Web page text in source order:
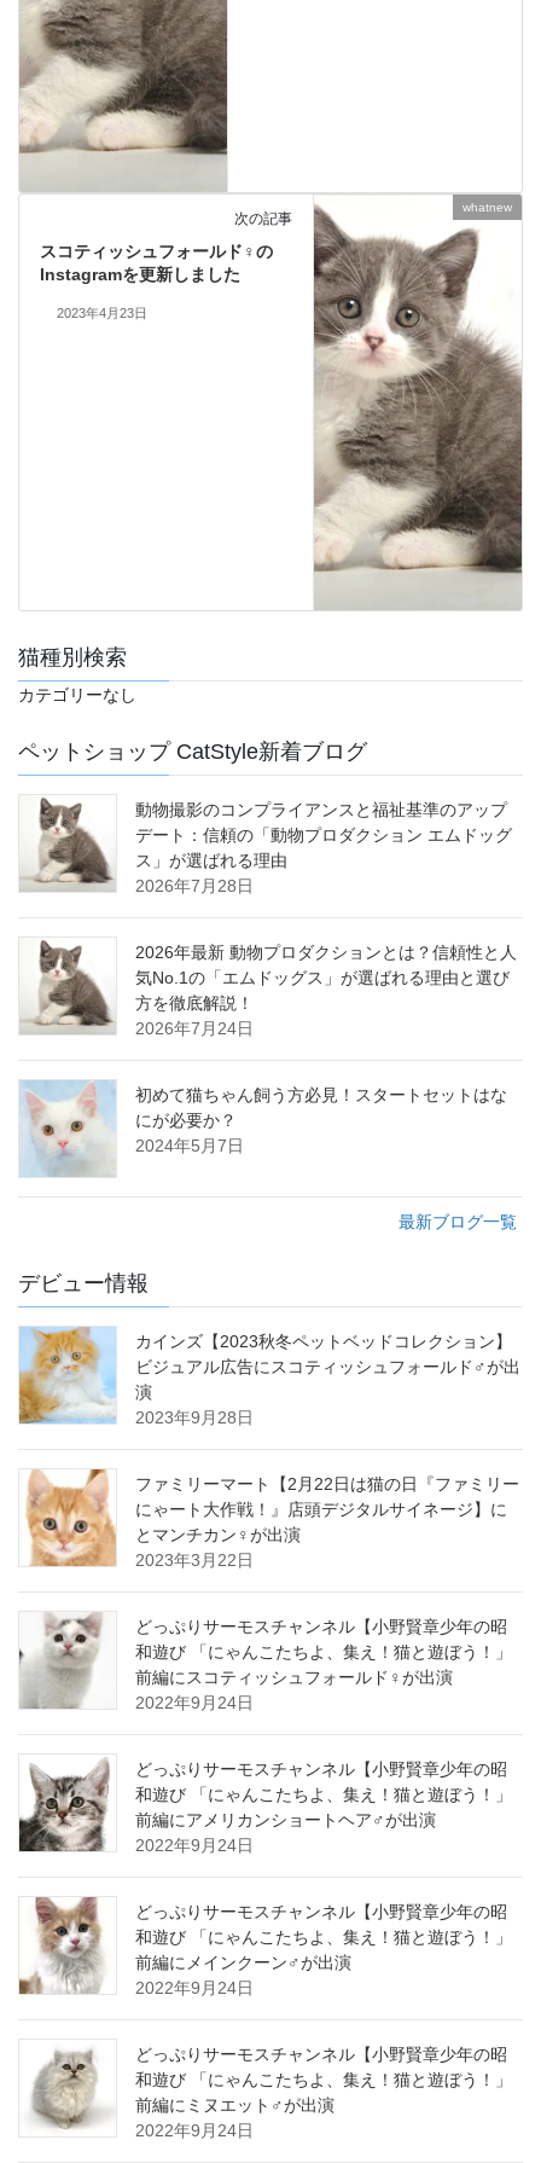
whatnew
次の記事
スコティッシュフォールド♀の
Instagramを更新しました
2023年4月23日
猫種別検索
カテゴリーなし
ペットショップ CatStyle新着ブログ
動物撮影のコンプライアンスと福祉基準のアップ
デート：信頼の「動物プロダクション エムドッグ
ス」が選ばれる理由
2026年7月28日
2026年最新 動物プロダクションとは？信頼性と人
気No.1の「エムドッグス」が選ばれる理由と選び
方を徹底解説！
2026年7月24日
初めて猫ちゃん飼う方必見！スタートセットはな
にが必要か？
2024年5月7日
最新ブログ一覧
デビュー情報
カインズ【2023秋冬ペットベッドコレクション】
ビジュアル広告にスコティッシュフォールド♂が出
演
2023年9月28日
ファミリーマート【2月22日は猫の日『ファミリー
にゃート大作戦！』店頭デジタルサイネージ】に
とマンチカン♀が出演
2023年3月22日
どっぷりサーモスチャンネル【小野賢章少年の昭
和遊び 「にゃんこたちよ、集え！猫と遊ぼう！」
前編にスコティッシュフォールド♀が出演
2022年9月24日
どっぷりサーモスチャンネル【小野賢章少年の昭
和遊び 「にゃんこたちよ、集え！猫と遊ぼう！」
前編にアメリカンショートヘア♂が出演
2022年9月24日
どっぷりサーモスチャンネル【小野賢章少年の昭
和遊び 「にゃんこたちよ、集え！猫と遊ぼう！」
前編にメインクーン♂が出演
2022年9月24日
どっぷりサーモスチャンネル【小野賢章少年の昭
和遊び 「にゃんこたちよ、集え！猫と遊ぼう！」
前編にミヌエット♂が出演
2022年9月24日